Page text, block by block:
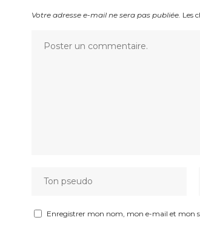
Votre adresse e-mail ne sera pas publiée. Les
Enregistrer mon nom, mon e-mail et mon